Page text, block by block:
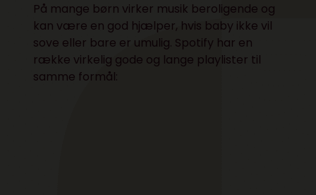
På mange børn virker musik beroligende og
kan være en god hjælper, hvis baby ikke vil
sove eller bare er umulig. Spotify har en
række virkelig gode og lange playlister til
samme formål: